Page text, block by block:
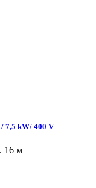
7,5 kW/ 400 V
16 м